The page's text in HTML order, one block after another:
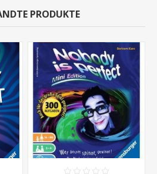
PRODUKTE